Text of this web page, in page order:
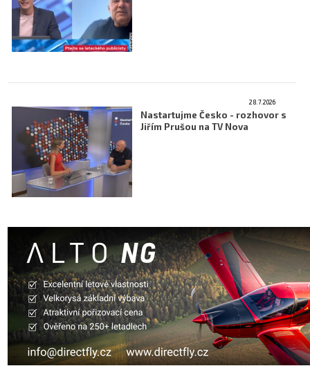
28.7.2026
Nastartujme Česko - rozhovor s
Jiřím Prušou na TV Nova
Letecká muzea
VFR Communication app
Inzerujte s námi